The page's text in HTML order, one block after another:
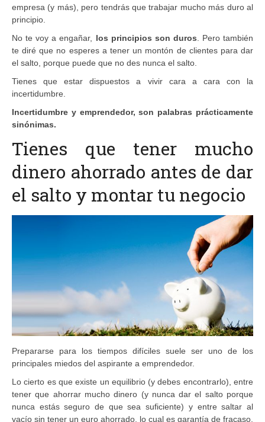
empresa (y más), pero tendrás que trabajar mucho más duro al
principio.
No te voy a engañar, los principios son duros . Pero también
te diré que no esperes a tener un montón de clientes para dar
el salto, porque puede que no des nunca el salto.
Tienes que estar dispuestos a vivir cara a cara con la
incertidumbre.
Incertidumbre y emprendedor, son palabras prácticamente
sinónimas.
Tienes que tener mucho
dinero ahorrado antes de dar
el salto y montar tu negocio
Prepararse para los tiempos difíciles suele ser uno de los
principales miedos del aspirante a emprendedor.
Lo cierto es que existe un equilibrio (y debes encontrarlo), entre
tener que ahorrar mucho dinero (y nunca dar el salto porque
nunca estás seguro de que sea suficiente) y entre saltar al
vacío sin tener un euro ahorrado, lo cual es garantía de fracaso.